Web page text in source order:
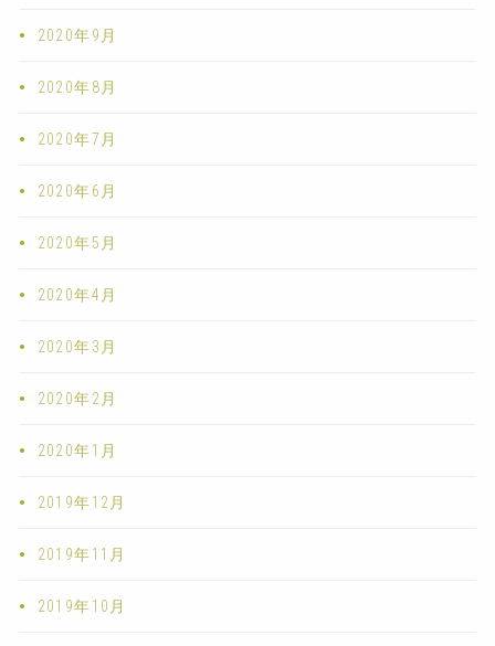
2020年9月
2020年8月
2020年7月
2020年6月
2020年5月
2020年4月
2020年3月
2020年2月
2020年1月
2019年12月
2019年11月
2019年10月